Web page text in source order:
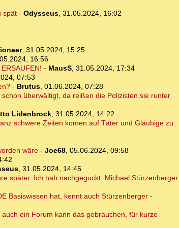
spät- Odysseus, 31.05.2024, 16:02
, 31.05.2024, 15:25
16:56
- MausS, 31.05.2024, 17:34
07:53
- Brutus, 01.06.2024, 07:28
überwältigt, da reißen die Polizisten sie runter
Lidenbrock, 31.05.2024, 14:22
schwere Zeiten komen auf Täter und Gläubige zu.
wäre- Joe68, 05.06.2024, 09:58
, 31.05.2024, 14:45
später. Ich hab nachgeguckt: Michael Stürzenberger
Basiswissen hat, kennt auch Stürzenberger-
ein Forum kann das gebrauchen, für kurze